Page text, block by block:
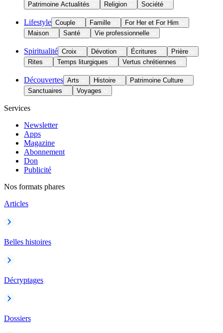
Patrimoine Actualités
Religion Société
Lifestyle Couple Famille
For Her et For Him
Maison
Santé Vie professionnelle
Spiritualité Croix Dévotion Écritures
Prière
Rites
Temps liturgiques Vertus chrétiennes
Découvertes Arts Histoire
Patrimoine Culture
Sanctuaires
Voyages
Services
Newsletter
Apps
Magazine
Abonnement
Don
Publicité
Nos formats phares
Articles
Belles histoires
Décryptages
Dossiers